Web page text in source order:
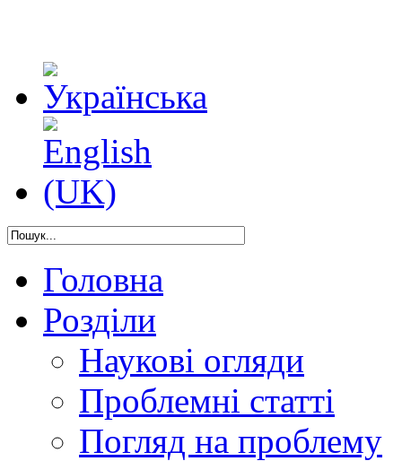
Головна
Розділи
Наукові огляди
Проблемні статті
Погляд на проблему